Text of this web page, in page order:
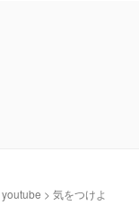
youtube > 気をつけよ